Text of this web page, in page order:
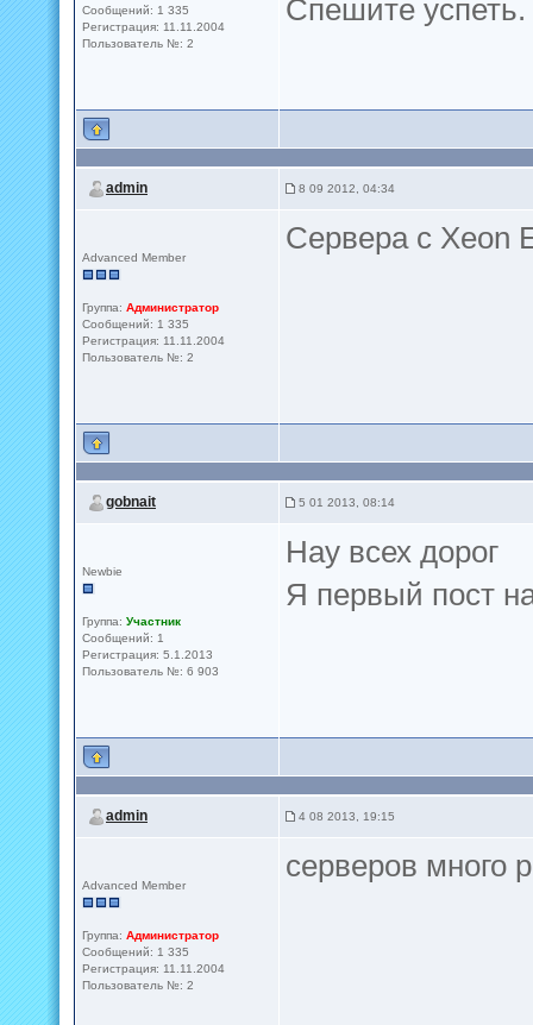
Сообщений: 1 335
Регистрация: 11.11.2004
Пользователь №: 2
Спешите успеть.
admin 8 09 2012, 04:34
Advanced Member
Группа: Администратор
Сообщений: 1 335
Регистрация: 11.11.2004
Пользователь №: 2
Сервера с Xeon
gobnait 5 01 2013, 08:14
Newbie
Группа: Участник
Сообщений: 1
Регистрация: 5.1.2013
Пользователь №: 6 903
Hay всех дорог
Я первый пост
admin 4 08 2013, 19:15
Advanced Member
Группа: Администратор
Сообщений: 1 335
Регистрация: 11.11.2004
Пользователь №: 2
серверов много